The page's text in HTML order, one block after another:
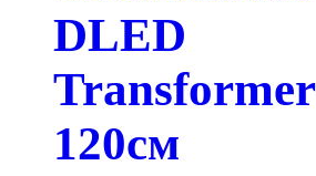
DLED
Transformer
120см